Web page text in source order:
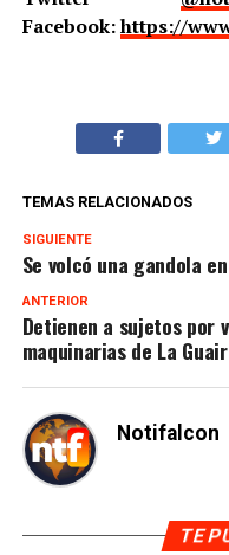
Facebook:https://
TEMAS RELACIONADOS
SIGUIENTE
Se volcó una gandola
ANTERIOR
Detienen a sujetos por
maquinarias de La
Notifalcon
TE